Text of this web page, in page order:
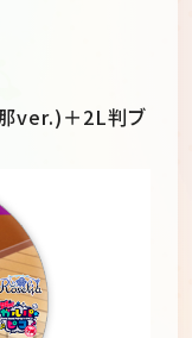
ver.)＋2L判ブ